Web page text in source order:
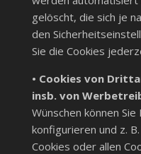
gelöscht, die sich je
den
Sie die Cookies
• Cookies von
insb. von
Wünschen können
konfigurieren und z.
Cookies oder allen